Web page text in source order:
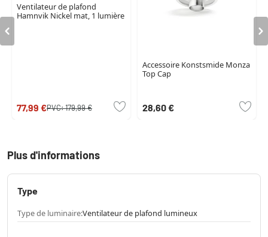
Ventilateur de plafond
Hamnvik Nickel mat, 1 lumière
77,99 €PVC:179,99 €
Accessoire Konstsmide Monza
Top Cap
28,60 €
Plus d'informations
Type
Type de luminaire:Ventilateur de plafond lumineux